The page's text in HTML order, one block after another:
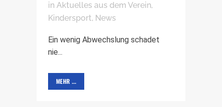
in Aktuelles aus dem Verein,
Kindersport, News
Ein wenig Abwechslung schadet
nie...
MEHR ...